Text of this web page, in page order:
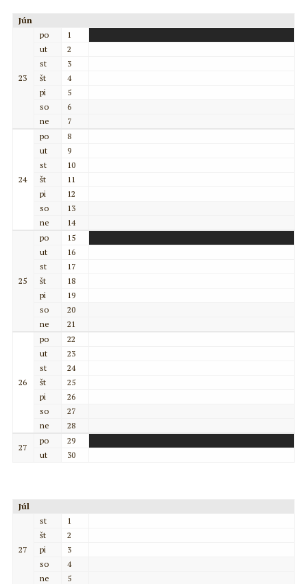
Jún
23
po
1
ut
2
st
3
št
4
pi
5
so
6
ne
7
24
po
8
ut
9
st
10
št
11
pi
12
so
13
ne
14
25
po
15
ut
16
st
17
št
18
pi
19
so
20
ne
21
26
po
22
ut
23
st
24
št
25
pi
26
so
27
ne
28
27
po
29
ut
30
Júl
27
st
1
št
2
pi
3
so
4
ne
5